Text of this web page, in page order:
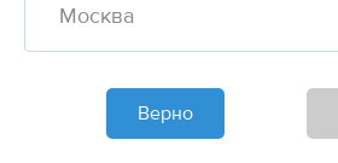
Москва
Верно